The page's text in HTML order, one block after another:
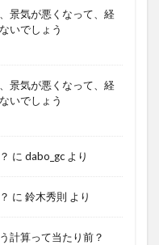
景気が悪くなって、経
いでしょう
景気が悪くなって、経
いでしょう
に dabo_gc より
に 鈴木秀則 より
計算って当たり前？